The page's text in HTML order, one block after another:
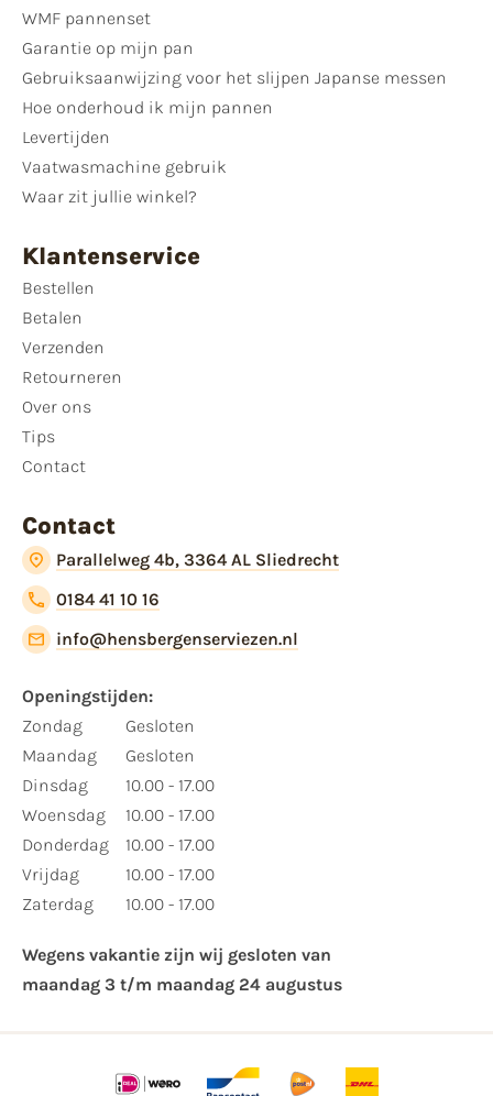
WMF pannenset
Garantie op mijn pan
Gebruiksaanwijzing voor het slijpen Japanse messen
Hoe onderhoud ik mijn pannen
Levertijden
Vaatwasmachine gebruik
Waar zit jullie winkel?
Klantenservice
Bestellen
Betalen
Verzenden
Retourneren
Over ons
Tips
Contact
Contact
Parallelweg 4b, 3364 AL Sliedrecht
0184 41 10 16
info@hensbergenserviezen.nl
Openingstijden:​
​Zondag
Maandag
Dinsdag
Woensdag
Donderdag
Vrijdag
Zaterdag
Gesloten
Gesloten
10.00 - 17.00
10.00 - 17.00
10.00 - 17.00
10.00 - 17.00
10.00 - 17.00
Wegens vakantie zijn wij gesloten van ​
maandag 3 t/m maandag 24 augustus